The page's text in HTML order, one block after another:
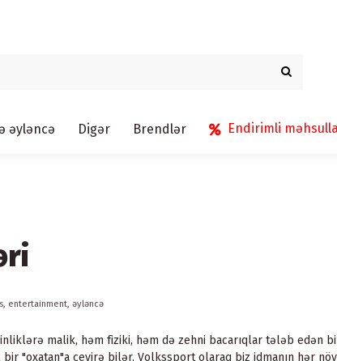
əyləncə Digər Brendlər Endirimli
entertainment, əyləncə
malik, həm fiziki, həm də zehni bacarıqlar tələb edən
"oxatan"a çevirə bilər. Volkssport olaraq biz idmanın hər